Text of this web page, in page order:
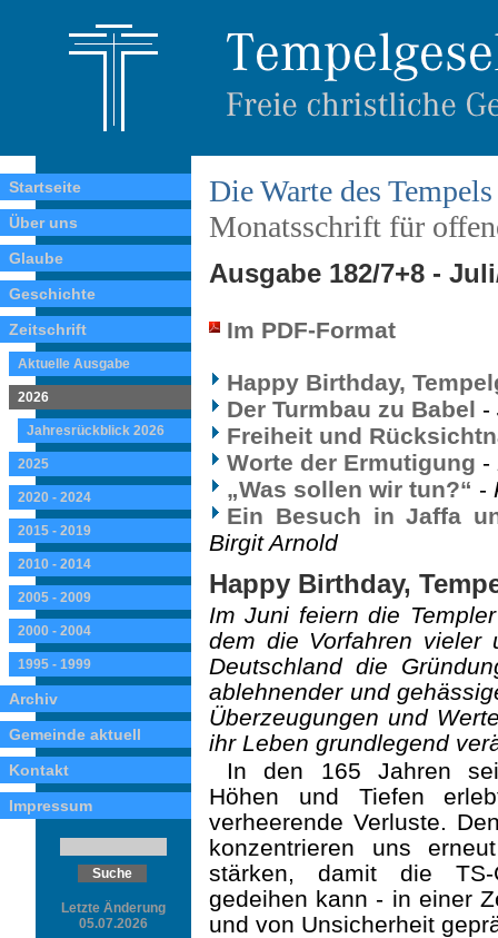
Startseite
Über uns
Glaube
Geschichte
Zeitschrift
Aktuelle Ausgabe
2026
Jahresrückblick 2026
2025
2020 - 2024
2015 - 2019
2010 - 2014
2005 - 2009
2000 - 2004
1995 - 1999
Archiv
Gemeinde aktuell
Kontakt
Impressum
Letzte Änderung
05.07.2026
Die Warte des Tempels
Monatsschrift für
Ausgabe 182/7+8 -
Im PDF-Format
Happy Birthday,
Der Turmbau zu Babel -
Freiheit und
Worte der Ermutigung -
„Was sollen wir tun?“ -
Ein Besuch in Jaffa
Birgit Arnold
Happy Birthday,
Im Juni feiern die
dem die Vorfahren vieler
Deutschland die
ableh­nender und
Überzeugungen und
ihr Leben grundlegend
In den 165 Jahren
Höhen und Tiefen
verheerende Verluste.
konzentrieren uns
stärken, damit die TS-
gedeihen kann - in einer
und von Unsicherheit